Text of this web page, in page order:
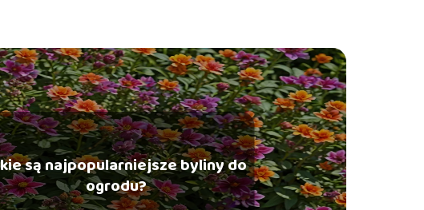
są najpopularniejsze byliny do
ogrodu?